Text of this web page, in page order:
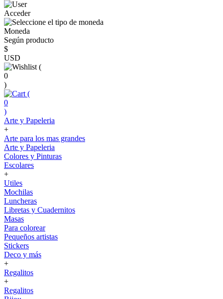
Acceder
Moneda
Según producto
$
USD
(
0
)
(
0
)
Arte y Papeleria
+
Arte para los mas grandes
Arte y Papeleria
Colores y Pinturas
Escolares
+
Utiles
Mochilas
Luncheras
Libretas y Cuadernitos
Masas
Para colorear
Pequeños artistas
Stickers
Deco y más
+
Regalitos
+
Regalitos